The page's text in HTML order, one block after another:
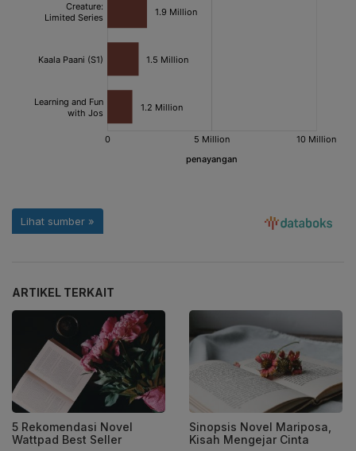
ARTIKEL TERKAIT
5 Rekomendasi Novel
Wattpad Best Seller
Sinopsis Novel Mariposa,
Kisah Mengejar Cinta